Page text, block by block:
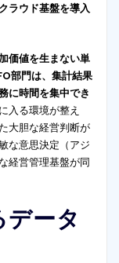
ラウド基盤を導入
価値を生まない単
部門は、集計結果
に時間を集中でき
入る環境が整え
大胆な経営判断が
な意思決定（アジ
経営管理基盤が同
ータ